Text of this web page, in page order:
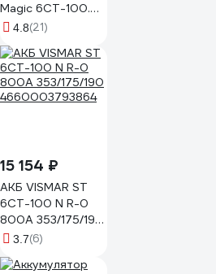
Magic 6СТ-100.0
189800
4.8(21)
15 154 ₽
АКБ VISMAR ST
6СТ-100 N R-0
800A 353/175/190
4660003793864
3.7(6)